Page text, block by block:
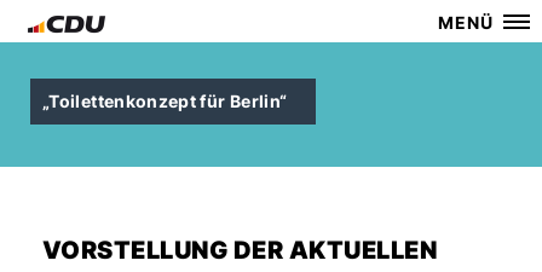
MENÜ
Toilettenkonzept für Berlin“
VORSTELLUNG DER AKTUELLEN